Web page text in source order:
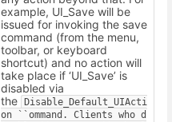
example, UI_Save will be
issued for invoking the save
command (from the menu,
toolbar, or keyboard
shortcut) and no action will
take place if ‘UI_Save’ is
disabled via
the Disable_Default_UIActi
on
``ommand. Clients who d